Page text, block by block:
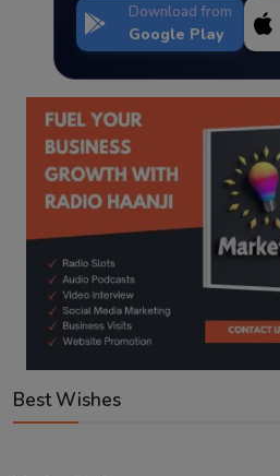
Download from
Google Play
Best Wishes